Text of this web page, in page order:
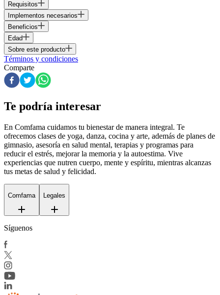
Requisitos
Implementos necesarios
Beneficios
Edad
Sobre este producto
Términos y condiciones
Comparte
Te podría interesar
En Comfama cuidamos tu bienestar de manera integral. Te
ofrecemos clases de yoga, danza, cocina y arte, además de planes de
gimnasio, asesoría en salud mental, terapias y programas para
reducir el estrés, mejorar la memoria y la autoestima. Vive
experiencias que nutren cuerpo, mente y espíritu, mientras alcanzas
tus metas de salud y felicidad.
Comfama Legales
Síguenos